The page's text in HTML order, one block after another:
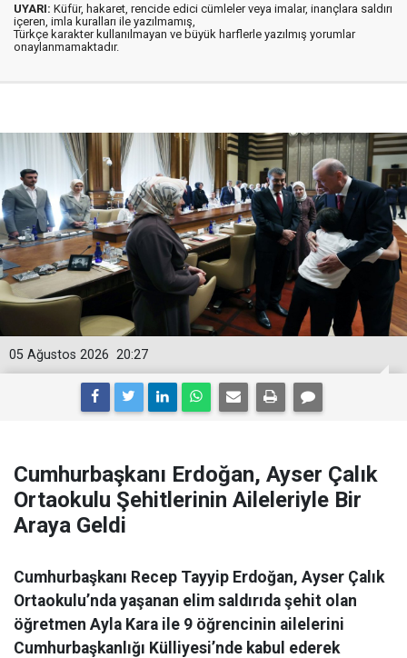
UYARI: Küfür, hakaret, rencide edici cümleler veya imalar, inançlara saldırı
içeren, imla kuralları ile yazılmamış,
Türkçe karakter kullanılmayan ve büyük harflerle yazılmış yorumlar
onaylanmamaktadır.
20:27
05 Ağustos 2026
Cumhurbaşkanı Erdoğan, Ayser Çalık
Ortaokulu Şehitlerinin Aileleriyle Bir
Araya Geldi
Cumhurbaşkanı Recep Tayyip Erdoğan, Ayser Çalık
Ortaokulu’nda yaşanan elim saldırıda şehit olan
öğretmen Ayla Kara ile 9 öğrencinin ailelerini
Cumhurbaşkanlığı Külliyesi’nde kabul ederek